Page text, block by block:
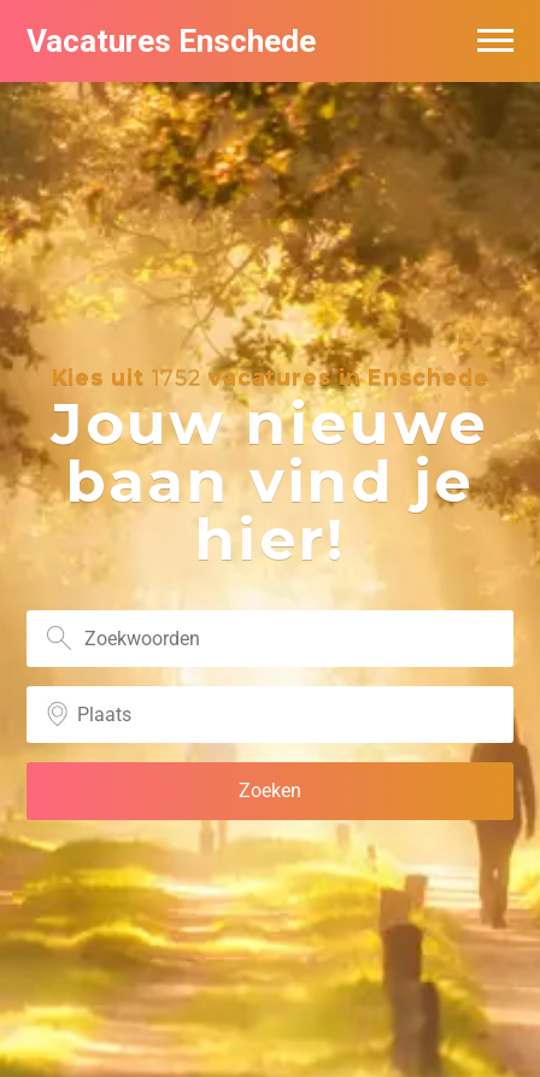
Vacatures Enschede
Kies uit 1752vacatures in Enschede
Jouw nieuwe
baan vind je
hier!
Vacatures per bedrijf
De populairste vacatures in Enschede
Nieuwsbrief feed